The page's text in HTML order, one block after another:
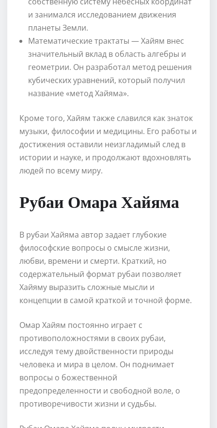
и занимался исследованием движения
планеты Земли.
Математические трактаты — Хайям внес
значительный вклад в область алгебры и
геометрии. Он разработал метод решения
кубических уравнений, который получил
название «метод Хайяма».
Кроме того, Хайям также славился как знаток
музыки, философии и медицины. Его работы и
достижения оставили неизгладимый след в
истории и науке, и продолжают вдохновлять
людей по всему миру.
Рубаи Омара Хайяма
В рубаи Хайяма автор задает глубокие
философские вопросы о смысле жизни,
любви, времени и смерти. Краткий, но
содержательный формат рубаи позволяет
Хайяму выразить сложные мысли и
концепции в самой краткой и точной форме.
Омар Хайям постоянно играет с
противоположностями в своих рубаи,
исследуя тему двойственности природы
человека и мира в целом. Он поднимает
вопросы о божественной
предопределенности и свободной воле, о
противоречивости жизни и судьбы.